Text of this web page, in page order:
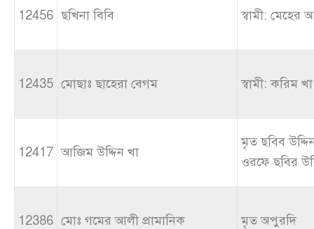
12456 ছখিনা বিবি স্বামী: মেহের
12435 মোছাঃ ছাহেরা বেগম স্বামী: করিম খা
12417 আজিম উদ্দিন খা
মৃত ছবিব
ওরফে ছবির
12386 মোঃ গমের আলী প্রামানিক মৃত অপুরদি